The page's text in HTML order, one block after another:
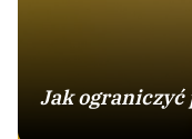
Jak ograniczyć